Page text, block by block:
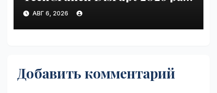
until Friday | VseTime.ru
АВГ 6, 2026
Добавить комментарий